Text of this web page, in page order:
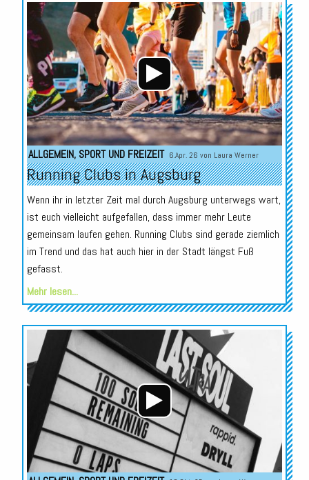
Audio-
Player
ALLGEMEIN, SPORT UND FREIZEIT 6.Apr. 26 von Laura Werner
Running Clubs in Augsburg
Wenn ihr in letzter Zeit mal durch Augsburg unterwegs wart,
ist euch vielleicht aufgefallen, dass immer mehr Leute
gemeinsam laufen gehen. Running Clubs sind gerade ziemlich
im Trend und das hat auch hier in der Stadt längst Fuß
gefasst.
Mehr lesen...
Audio-
Player